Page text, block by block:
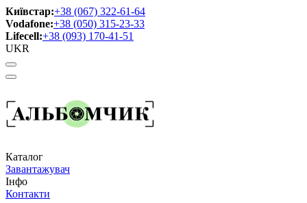
Київстар:+38 (067) 322-61-64
Vodafone:+38 (050) 315-23-33
Lifecell:+38 (093) 170-41-51
UKR
Каталог
Завантажувач
Інфо
Контакти